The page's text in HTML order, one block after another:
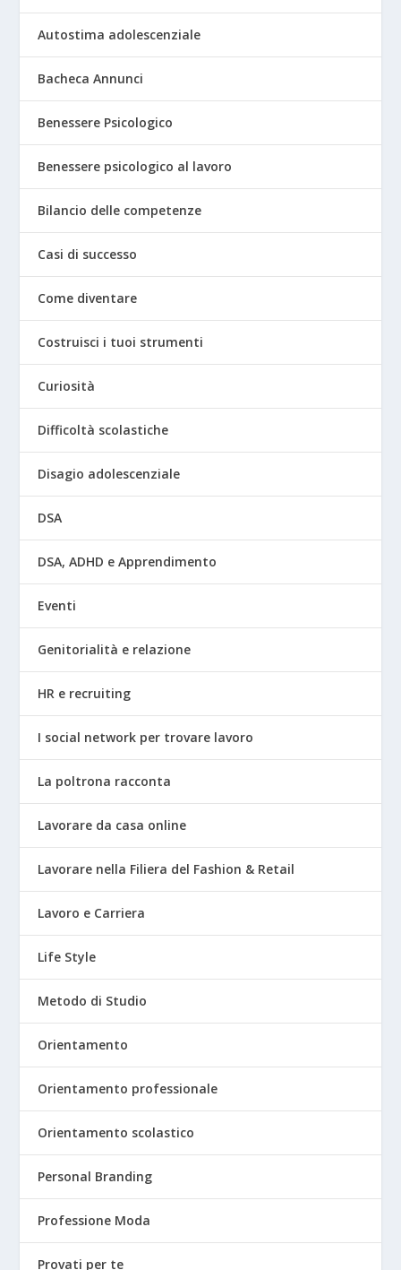
Autostima adolescenziale
Bacheca Annunci
Benessere Psicologico
Benessere psicologico al lavoro
Bilancio delle competenze
Casi di successo
Come diventare
Costruisci i tuoi strumenti
Curiosità
Difficoltà scolastiche
Disagio adolescenziale
DSA
DSA, ADHD e Apprendimento
Eventi
Genitorialità e relazione
HR e recruiting
I social network per trovare lavoro
La poltrona racconta
Lavorare da casa online
Lavorare nella Filiera del Fashion & Retail
Lavoro e Carriera
Life Style
Metodo di Studio
Orientamento
Orientamento professionale
Orientamento scolastico
Personal Branding
Professione Moda
Provati per te